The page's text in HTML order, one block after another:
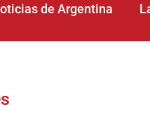
de Argentina